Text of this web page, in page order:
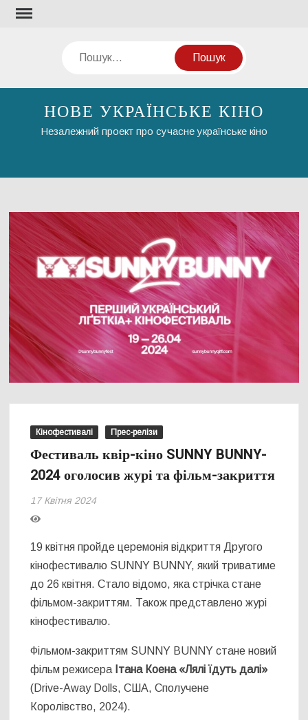
Перейти
Пошук
НОВЕ УКРАЇНСЬКЕ КІНО
Незалежний проект про сучасне українське кіно
Кінофестивалі Прес-релізи
Фестиваль квір-кіно SUNNY BUNNY-
2024 оголосив журі та фільм-закриття
17 Квітня 2024
19 квітня пройде церемонія відкриття Другого
кінофестивалю SUNNY BUNNY, який триватиме
до 26 квітня. Стало відомо, яка стрічка стане
фільмом-закриттям. Також представлено журі
кінофестивалю.
Фільмом-закриттям SUNNY BUNNY стане новий
фільм режисера Ітана Коена «Лялі їдуть далі»
(Drive-Away Dolls, США, Сполучене
Королівство, 2024).